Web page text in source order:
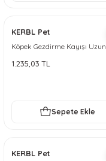
KERBL Pet
Köpek Gezdirme Kayışı Uzun
1.235,03 TL
Sepete Ekle
KERBL Pet